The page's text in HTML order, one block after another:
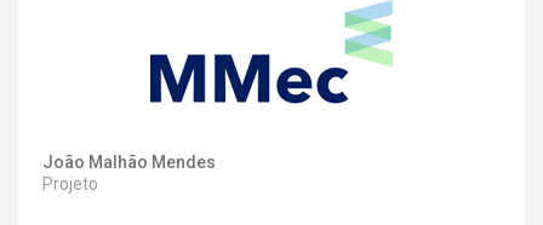
João Malhão Mendes
Projeto